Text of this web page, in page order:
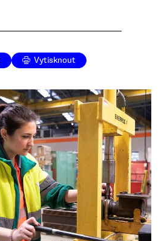
Vytisknout